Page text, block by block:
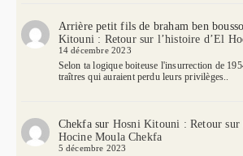
Arrière petit fils de braham ben
Kitouni : Retour sur l’histoire d’El
14 décembre 2023
Selon ta logique boiteuse l'insurrection de
traîtres qui auraient perdu leurs privilèges..
Chekfasur Hosni Kitouni : Retour sur
Hocine Moula Chekfa
5 décembre 2023